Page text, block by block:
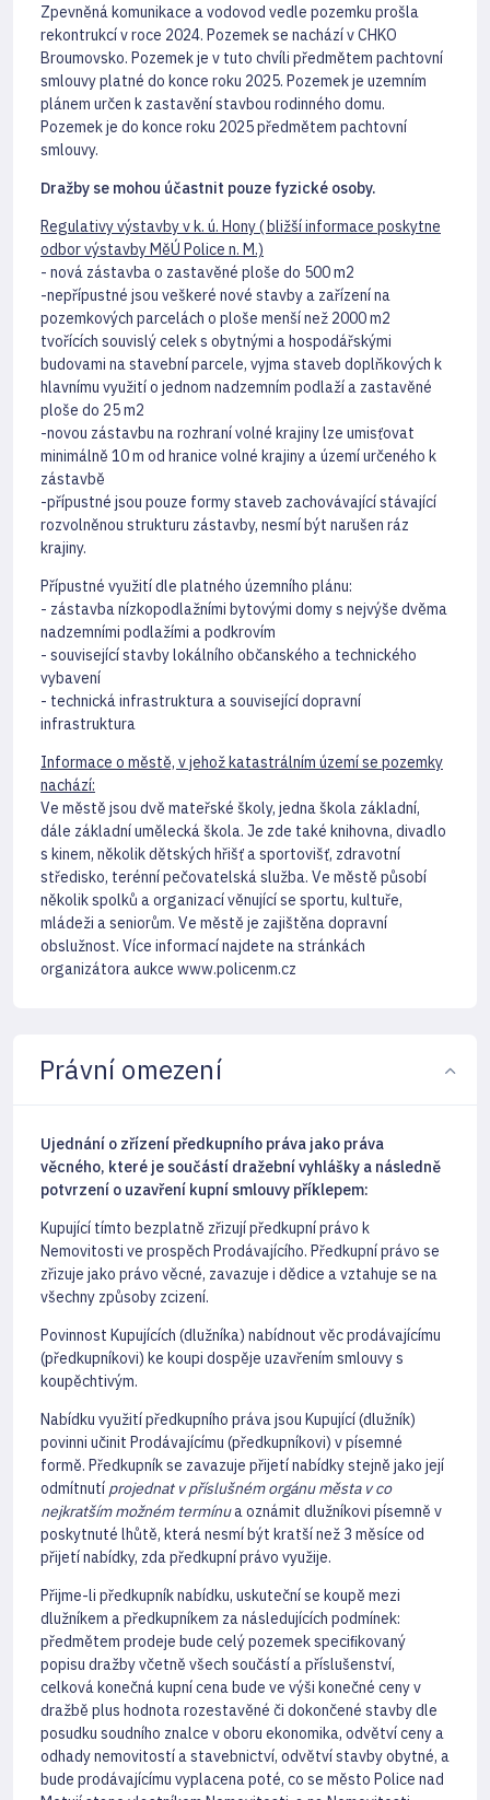
Zpevněná komunikace a vodovod vedle pozemku prošla
rekontrukcí v roce 2024. Pozemek se nachází v CHKO
Broumovsko. Pozemek je v tuto chvíli předmětem pachtovní
smlouvy platné do konce roku 2025. Pozemek je uzemním
plánem určen k zastavění stavbou rodinného domu.
Pozemek je do konce roku 2025 předmětem pachtovní
smlouvy.
Dražby se mohou účastnit pouze fyzické osoby.
Regulativy výstavby v k. ú. Hony ( bližší informace poskytne
odbor výstavby MěÚ Police n. M.)
- nová zástavba o zastavěné ploše do 500 m2
-nepřípustné jsou veškeré nové stavby a zařízení na
pozemkových parcelách o ploše menší než 2000 m2
tvořících souvislý celek s obytnými a hospodářskými
budovami na stavební parcele, vyjma staveb doplňkových k
hlavnímu využití o jednom nadzemním podlaží a zastavěné
ploše do 25 m2
-novou zástavbu na rozhraní volné krajiny lze umisťovat
minimálně 10 m od hranice volné krajiny a území určeného k
zástavbě
-přípustné jsou pouze formy staveb zachovávající stávající
rozvolněnou strukturu zástavby, nesmí být narušen ráz
krajiny.
Přípustné využití dle platného územního plánu:
- zástavba nízkopodlažními bytovými domy s nejvýše dvěma
nadzemními podlažími a podkrovím
- související stavby lokálního občanského a technického
vybavení
- technická infrastruktura a související dopravní
infrastruktura
Informace o městě, v jehož katastrálním území se pozemky
nachází:
Ve městě jsou dvě mateřské školy, jedna škola základní,
dále základní umělecká škola. Je zde také knihovna, divadlo
s kinem, několik dětských hřišť a sportovišť, zdravotní
středisko, terénní pečovatelská služba. Ve městě působí
několik spolků a organizací věnující se sportu, kultuře,
mládeži a seniorům. Ve městě je zajištěna dopravní
obslužnost. Více informací najdete na stránkách
organizátora aukce www.policenm.cz
Právní omezení
Ujednání o zřízení předkupního práva jako práva
věcného, které je součástí dražební vyhlášky a následně
potvrzení o uzavření kupní smlouvy příklepem:
Kupující tímto bezplatně zřizují předkupní právo k
Nemovitosti ve prospěch Prodávajícího. Předkupní právo se
zřizuje jako právo věcné, zavazuje i dědice a vztahuje se na
všechny způsoby zcizení.
Povinnost Kupujících (dlužníka) nabídnout věc prodávajícímu
(předkupníkovi) ke koupi dospěje uzavřením smlouvy s
koupěchtivým.
Nabídku využití předkupního práva jsou Kupující (dlužník)
povinni učinit Prodávajícímu (předkupníkovi) v písemné
formě. Předkupník se zavazuje přijetí nabídky stejně jako její
odmítnutí projednat v příslušném orgánu města v co
nejkratším možném termínua oznámit dlužníkovi písemně v
poskytnuté lhůtě, která nesmí být kratší než 3 měsíce od
přijetí nabídky, zda předkupní právo využije.
Přijme-li předkupník nabídku, uskuteční se koupě mezi
dlužníkem a předkupníkem za následujících podmínek:
předmětem prodeje bude celý pozemek speciﬁkovaný
popisu dražby včetně všech součástí a příslušenství,
celková konečná kupní cena bude ve výši konečné ceny v
dražbě plus hodnota rozestavěné či dokončené stavby dle
posudku soudního znalce v oboru ekonomika, odvětví ceny a
odhady nemovitostí a stavebnictví, odvětví stavby obytné, a
bude prodávajícímu vyplacena poté, co se město Police nad